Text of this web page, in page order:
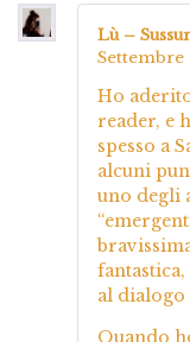
Lù –
Settembre
Ho
reader, e
spesso a
alcuni
uno degli
al